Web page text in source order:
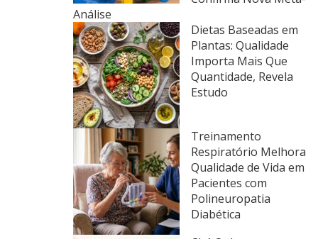
Análise
Dietas Baseadas em
Plantas: Qualidade
Importa Mais Que
Quantidade, Revela
Estudo
Treinamento
Respiratório Melhora
Qualidade de Vida em
Pacientes com
Polineuropatia
Diabética